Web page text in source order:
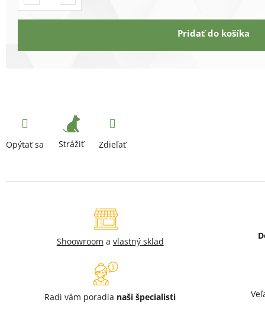
Pridať do košíka
Opýtať sa Strážiť Zdieľať
Shoowroom a vlastný sklad
Radi vám poradia naši špecialisti